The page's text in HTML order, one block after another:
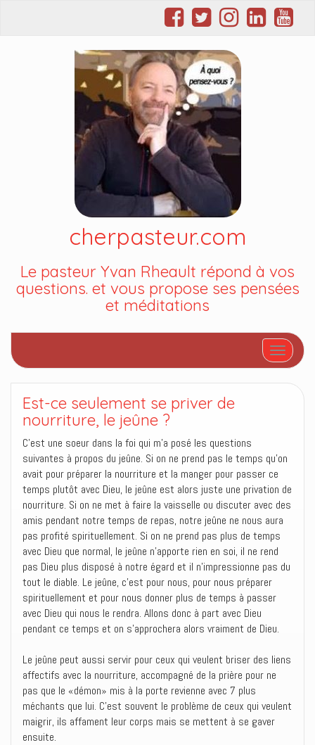
cherpasteur.com
Le pasteur Yvan Rheault répond à vos
questions. et vous propose ses pensées
et méditations
Afficher/
Est-ce seulement se priver de
nourriture, le jeûne ?
C’est une soeur dans la foi qui m’a posé les questions
suivantes à propos du jeûne. Si on ne prend pas le temps qu’on
avait pour préparer la nourriture et la manger pour passer ce
temps plutôt avec Dieu, le jeûne est alors juste une privation de
nourriture. Si on ne met à faire la vaisselle ou discuter avec des
amis pendant notre temps de repas, notre jeûne ne nous aura
pas profité spirituellement. Si on ne prend pas plus de temps
avec Dieu que normal, le jeûne n’apporte rien en soi, il ne rend
pas Dieu plus disposé à notre égard et il n’impressionne pas du
tout le diable. Le jeûne, c’est pour nous, pour nous préparer
spirituellement et pour nous donner plus de temps à passer
avec Dieu qui nous le rendra. Allons donc à part avec Dieu
pendant ce temps et on s’approchera alors vraiment de Dieu.
Le jeûne peut aussi servir pour ceux qui veulent briser des liens
affectifs avec la nourriture, accompagné de la prière pour ne
pas que le «démon» mis à la porte revienne avec 7 plus
méchants que lui. C’est souvent le problème de ceux qui veulent
maigrir, ils affament leur corps mais se mettent à se gaver
ensuite.